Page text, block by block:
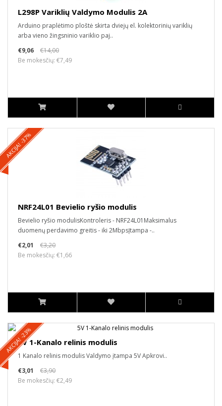
L298P Variklių Valdymo Modulis 2A
Arduino praplėtimo ploštė skirta dviejų el. kolektorinių variklių
arba vieno žingsninio variklio paj..
€9,06
€14,00
Be mokesčių: €7,49
AKCIJA! -37%
NRF24L01 Bevielio ryšio modulis
Bevielio ryšio modulisKontroleris - NRF24L01Maksimalus
duomenų perdavimo greitis - iki 2MbpsĮtampa -..
€2,01
€3,20
Be mokesčių: €1,66
AKCIJA! -23%5V 1-Kanalo relinis modulis
1 Kanalo relinis modulis Valdymo įtampa 5V Apkrovi..
€3,01
€3,90
Be mokesčių: €2,49